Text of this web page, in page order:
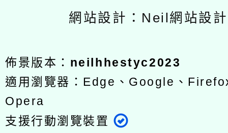
網站設計：Neil網站設
佈景版本： neilhhestyc2023
適用瀏覽器：Edge、Google、
Opera
支援行動瀏覽裝置